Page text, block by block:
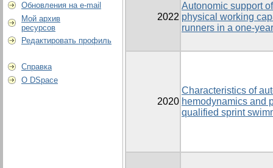
Обновления на e-mail
Мой архив
ресурсов
Редактировать профиль
Справка
О DSpace
2022
Autonomic support
physical working
runners in a one-
2020
Characteristics of
hemodynamics and
qualified sprint